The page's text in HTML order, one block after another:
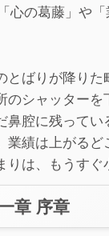
心の葛藤」や
とばりが降り
のシャッターを
鼻腔に残って
業績は上がる
りは、もうす
章 序章